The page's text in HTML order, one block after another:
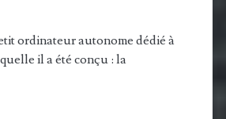
ordinateur autonome dédié à
il a été conçu : la